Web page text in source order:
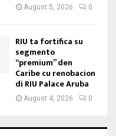
August 5, 2026 0
RIU ta fortifica su
segmento
“premium” den
Caribe cu renobacion
di RIU Palace Aruba
August 4, 2026 0